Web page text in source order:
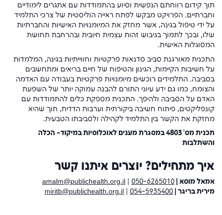
תוך קידום רווחתם הנפשית וסיוע בהתמודדות עם אתגרים לימודיים
וחברתיים. הפרויקט מבקש לפתח ראייה הוליסטית של צרכי התלמיד
על ידי טיפול בגינה, אשר מחזק את המיומנויות האישיות והחברתיות
שלו, ובכך לתמוך בגיבוש זהות עצמית חיובית ובהרחבת תחושת
המסוגלות האישית.
התכנית מאורגנת סביב סדנאות פרקטיות וחווייתיות בגינה, המלמדות
על חשיבות הקיימות, הגינון והטיפוח של חיים בריאים ומתחשבים
בסביבה. התלמידים רוכשים מיומנויות פרקטיות בעבודה עם האדמה
והצומח, כמו גם ידע עיוני התורם להבנה עמוקה יותר של השפעת
האדם על הסביבה ולהיפך. התכנית מספקת כלים להתמודדות עם
קונפליקטים, פיתוח חשיבה ביקורתית וערבות הדדית, תוך שהיא
מחזקת את הקשר בין התלמיד לקהילה ולסביבתו הטבעית.
תכנית מס' 4803 במסגרת מענים לאוכלוסיות במיקוד- הכלה
והשתלבות
איך מתחילים? יוצרים איתנו קשר
אמאל מוסא | amalm@publichealth.org.il
050-6265010
מירית בריגר |
miritb@publichealth.org.il 054-5935400